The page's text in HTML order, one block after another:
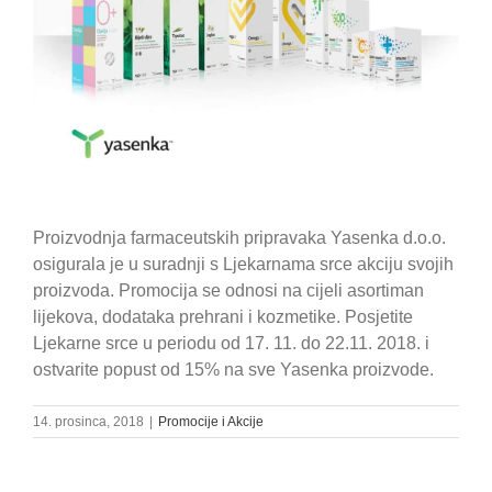
Proizvodnja farmaceutskih pripravaka Yasenka d.o.o.
osigurala je u suradnji s Ljekarnama srce akciju svojih
proizvoda. Promocija se odnosi na cijeli asortiman
lijekova, dodataka prehrani i kozmetike. Posjetite
Ljekarne srce u periodu od 17. 11. do 22.11. 2018. i
ostvarite popust od 15% na sve Yasenka proizvode.
14. prosinca, 2018 Promocije i Akcije